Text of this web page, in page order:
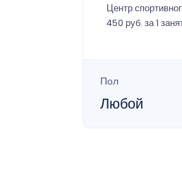
Центр
450 руб. за 1
Пол
Любой